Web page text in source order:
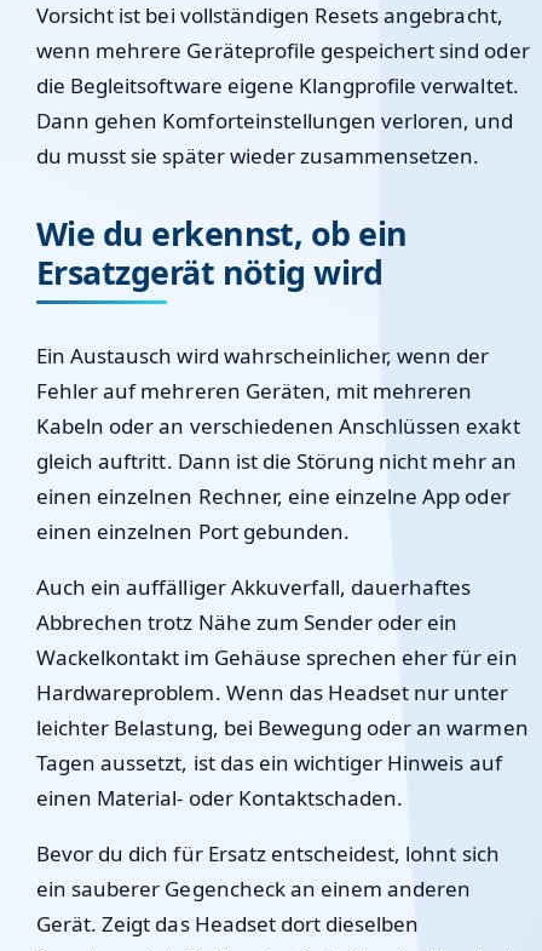
Vorsicht ist bei vollständigen Resets angebracht,
wenn mehrere Geräteprofile gespeichert sind oder
die Begleitsoftware eigene Klangprofile verwaltet.
Dann gehen Komforteinstellungen verloren, und
du musst sie später wieder zusammensetzen.
Wie du erkennst, ob ein
Ersatzgerät nötig wird
Ein Austausch wird wahrscheinlicher, wenn der
Fehler auf mehreren Geräten, mit mehreren
Kabeln oder an verschiedenen Anschlüssen exakt
gleich auftritt. Dann ist die Störung nicht mehr an
einen einzelnen Rechner, eine einzelne App oder
einen einzelnen Port gebunden.
Auch ein auffälliger Akkuverfall, dauerhaftes
Abbrechen trotz Nähe zum Sender oder ein
Wackelkontakt im Gehäuse sprechen eher für ein
Hardwareproblem. Wenn das Headset nur unter
leichter Belastung, bei Bewegung oder an warmen
Tagen aussetzt, ist das ein wichtiger Hinweis auf
einen Material- oder Kontaktschaden.
Bevor du dich für Ersatz entscheidest, lohnt sich
ein sauberer Gegencheck an einem anderen
Gerät. Zeigt das Headset dort dieselben